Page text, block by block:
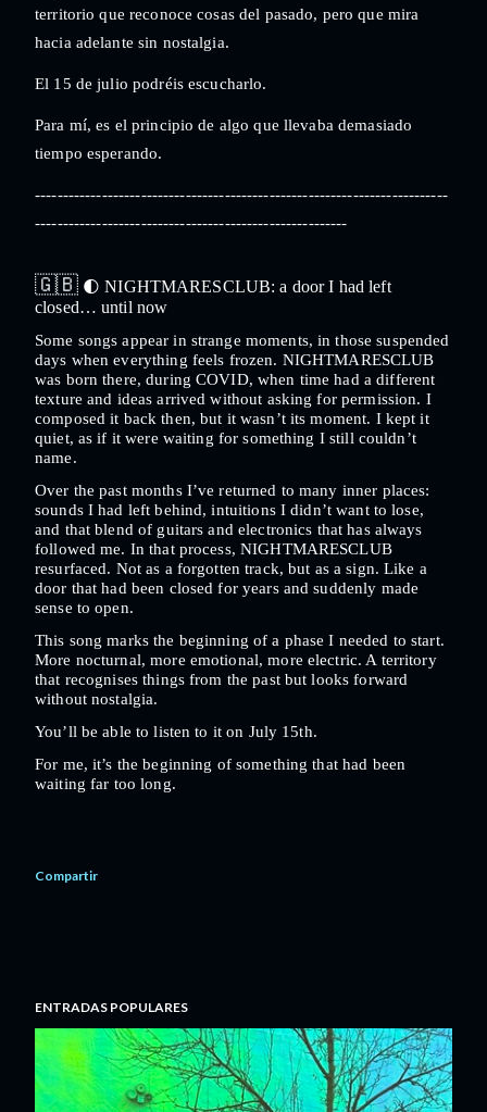
territorio que reconoce cosas del pasado, pero que mira
hacia adelante sin nostalgia.
El 15 de julio podréis escucharlo.
Para mí, es el principio de algo que llevaba demasiado
tiempo esperando.
--------------------------------------------------------------------------
--------------------------------------------------------
🇬🇧 🌓 NIGHTMARESCLUB: a door I had left
closed… until now
Some songs appear in strange moments, in those suspended
days when everything feels frozen. NIGHTMARESCLUB
was born there, during COVID, when time had a different
texture and ideas arrived without asking for permission. I
composed it back then, but it wasn’t its moment. I kept it
quiet, as if it were waiting for something I still couldn’t
name.
Over the past months I’ve returned to many inner places:
sounds I had left behind, intuitions I didn’t want to lose,
and that blend of guitars and electronics that has always
followed me. In that process, NIGHTMARESCLUB
resurfaced. Not as a forgotten track, but as a sign. Like a
door that had been closed for years and suddenly made
sense to open.
This song marks the beginning of a phase I needed to start.
More nocturnal, more emotional, more electric. A territory
that recognises things from the past but looks forward
without nostalgia.
You’ll be able to listen to it on July 15th.
For me, it’s the beginning of something that had been
waiting far too long.
Compartir
ENTRADAS POPULARES